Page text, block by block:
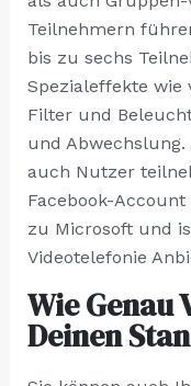
Teilnehmern
bis zu sechs
Spezialeffekte wie
Filter und
und
auch Nutzer
Facebook-Account
zu Microsoft und
Videotelefonie
Wie Genau
Deinen